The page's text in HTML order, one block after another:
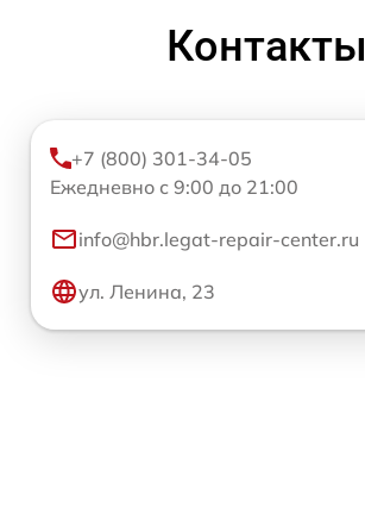
Контакты
+7 (800) 301-34-05
Ежедневно с 9:00 до 21:00
info@hbr.legat-repair-center.ru
ул. Ленина, 23